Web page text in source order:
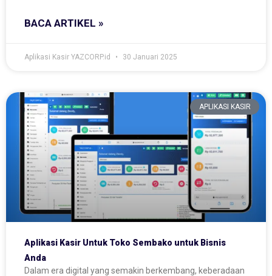
BACA ARTIKEL »
Aplikasi Kasir YAZCORP.id 30 Januari 2025
APLIKASI KASIR
Aplikasi Kasir Untuk Toko Sembako untuk Bisnis
Anda
Dalam era digital yang semakin berkembang, keberadaan